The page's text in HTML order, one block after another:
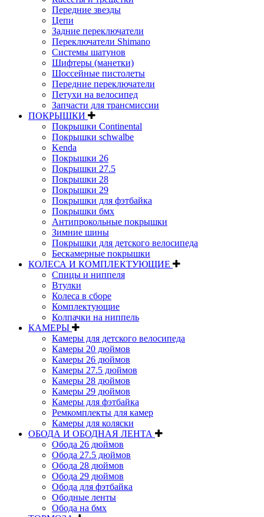
Передние звезды
Цепи
Задние переключатели
Переключатели Shimano
Системы шатунов
Шифтеры (манетки)
Шоссейные пистолеты
Передние переключатели
Петухи на велосипед
Запчасти для трансмиссии
ПОКРЫШКИ
Покрышки Continental
Покрышки schwalbe
Kenda
Покрышки 26
Покрышки 27.5
Покрышки 28
Покрышки 29
Покрышки для фэтбайка
Покрышки бмх
Антипрокольные покрышки
Зимние шины
Покрышки для детского велосипеда
Бескамерные покрышки
КОЛЕСА И КОМПЛЕКТУЮЩИЕ
Спицы и ниппеля
Втулки
Колеса в сборе
Комплектующие
Колпачки на ниппель
КАМЕРЫ
Камеры для детского велосипеда
Камеры 20 дюймов
Камеры 26 дюймов
Камеры 27.5 дюймов
Камеры 28 дюймов
Камеры 29 дюймов
Камеры для фэтбайка
Ремкомплекты для камер
Камеры для коляски
ОБОДА И ОБОДНАЯ ЛЕНТА
Обода 26 дюймов
Обода 27.5 дюймов
Обода 28 дюймов
Обода 29 дюймов
Обода для фэтбайка
Ободные ленты
Обода на бмх